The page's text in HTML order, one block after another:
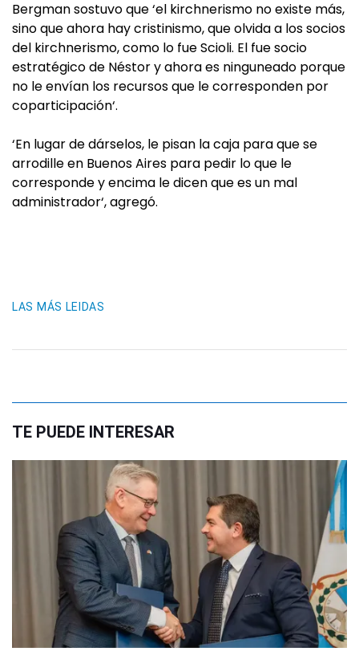
Bergman sostuvo que ‘el kirchnerismo no existe más,
sino que ahora hay cristinismo, que olvida a los socios
del kirchnerismo, como lo fue Scioli. El fue socio
estratégico de Néstor y ahora es ninguneado porque
no le envían los recursos que le corresponden por
coparticipación‘.
‘En lugar de dárselos, le pisan la caja para que se
arrodille en Buenos Aires para pedir lo que le
corresponde y encima le dicen que es un mal
administrador‘, agregó.
LAS MÁS LEIDAS
TE PUEDE INTERESAR